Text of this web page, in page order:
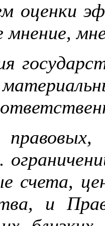
оценки
мнение,
счета,
и